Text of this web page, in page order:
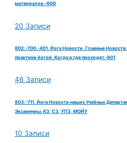
материалов.-600
20 Записи
802.-700.-401. Йога Новости. Главные
практики йогой. Когда и где проходят.-601
46 Записи
803.-711. Йога Новости наших Учебных
Экзамениы. КЗ, СЗ, УПЗ, МОЙУ
10 Записи